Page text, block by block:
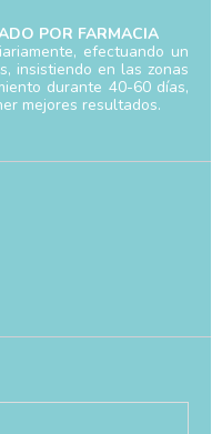
POR FARMACIA
efectuando un
insistiendo en las zonas
durante 40-60 días,
mejores resultados.